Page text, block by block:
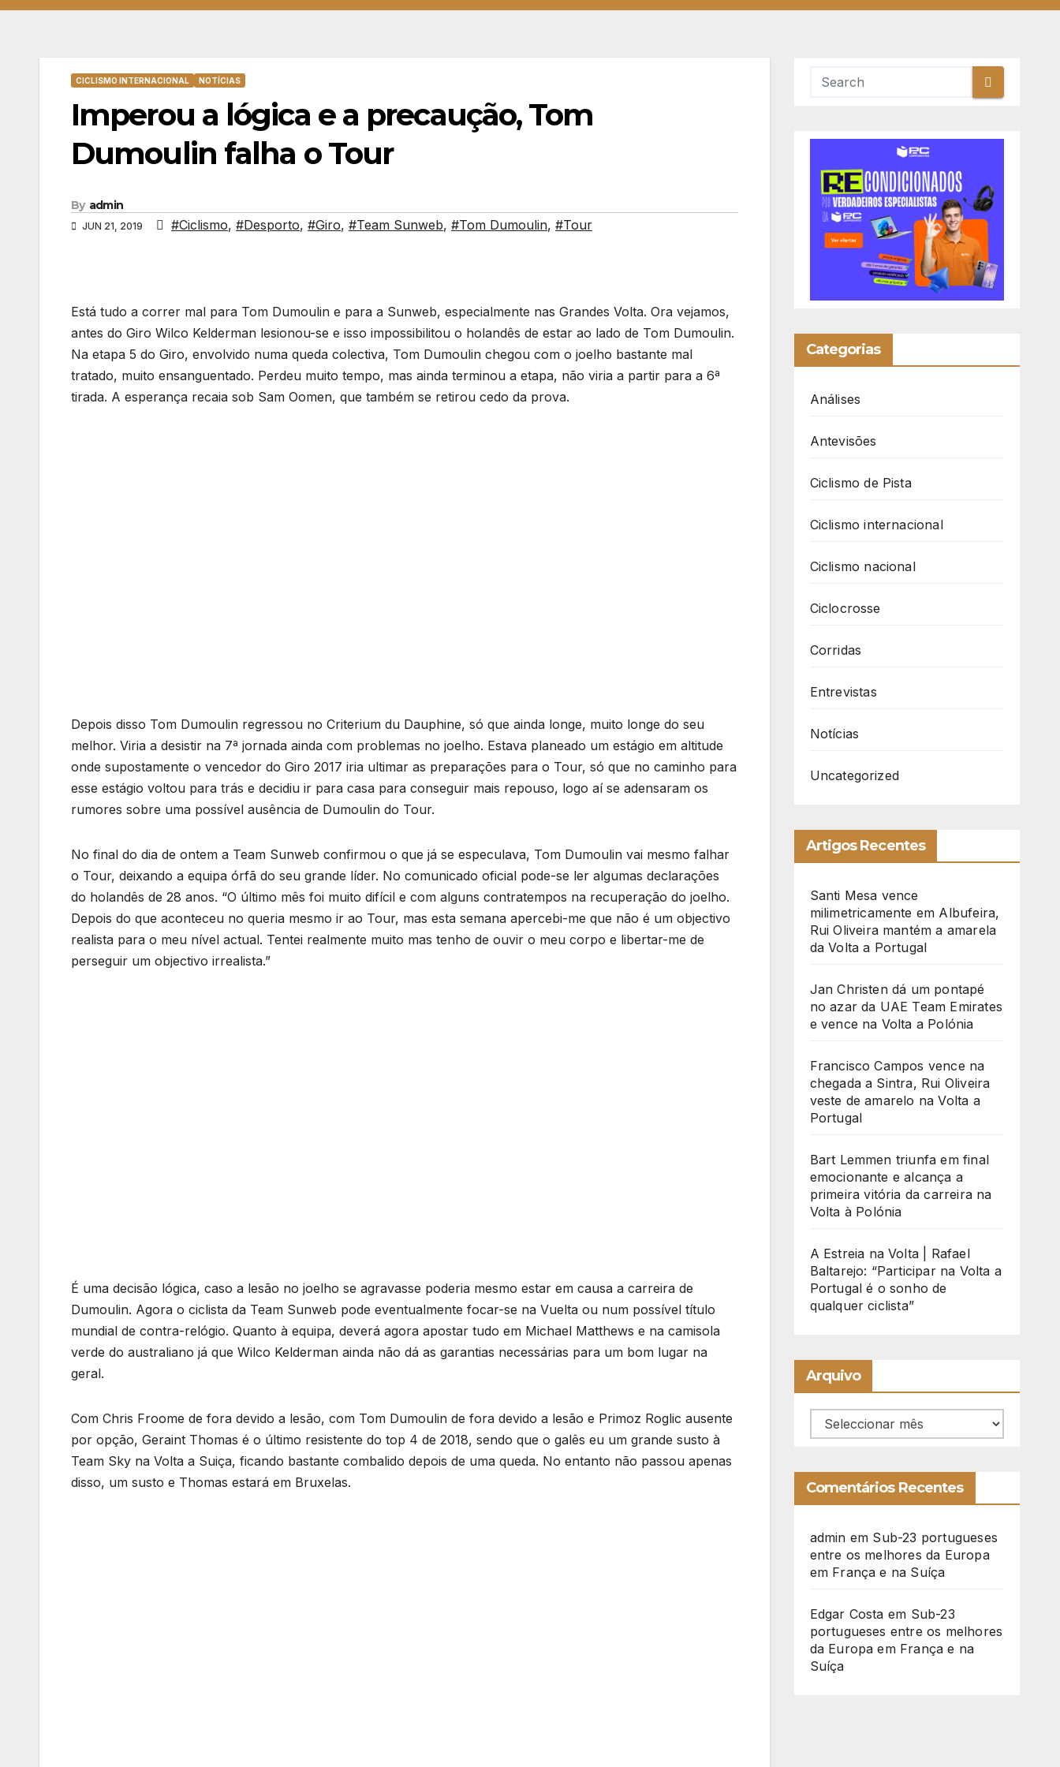
CICLISMO INTERNACIONAL NOTÍCIAS
Imperou a lógica e a precaução, Tom
Dumoulin falha o Tour
By admin
JUN 21, 2019 #Ciclismo, #Desporto, #Giro, #Team Sunweb, #Tom Dumoulin, #Tour
Está tudo a correr mal para Tom Dumoulin e para a Sunweb, especialmente nas Grandes Volta. Ora vejamos,
antes do Giro Wilco Kelderman lesionou-se e isso impossibilitou o holandês de estar ao lado de Tom Dumoulin.
Na etapa 5 do Giro, envolvido numa queda colectiva, Tom Dumoulin chegou com o joelho bastante mal
tratado, muito ensanguentado. Perdeu muito tempo, mas ainda terminou a etapa, não viria a partir para a 6ª
tirada. A esperança recaia sob Sam Oomen, que também se retirou cedo da prova.
Depois disso Tom Dumoulin regressou no Criterium du Dauphine, só que ainda longe, muito longe do seu
melhor. Viria a desistir na 7ª jornada ainda com problemas no joelho. Estava planeado um estágio em altitude
onde supostamente o vencedor do Giro 2017 iria ultimar as preparações para o Tour, só que no caminho para
esse estágio voltou para trás e decidiu ir para casa para conseguir mais repouso, logo aí se adensaram os
rumores sobre uma possível ausência de Dumoulin do Tour.
No final do dia de ontem a Team Sunweb confirmou o que já se especulava, Tom Dumoulin vai mesmo falhar
o Tour, deixando a equipa órfã do seu grande líder. No comunicado oficial pode-se ler algumas declarações
do holandês de 28 anos. “O último mês foi muito difícil e com alguns contratempos na recuperação do joelho.
Depois do que aconteceu no queria mesmo ir ao Tour, mas esta semana apercebi-me que não é um objectivo
realista para o meu nível actual. Tentei realmente muito mas tenho de ouvir o meu corpo e libertar-me de
perseguir um objectivo irrealista.”
É uma decisão lógica, caso a lesão no joelho se agravasse poderia mesmo estar em causa a carreira de
Dumoulin. Agora o ciclista da Team Sunweb pode eventualmente focar-se na Vuelta ou num possível título
mundial de contra-relógio. Quanto à equipa, deverá agora apostar tudo em Michael Matthews e na camisola
verde do australiano já que Wilco Kelderman ainda não dá as garantias necessárias para um bom lugar na
geral.
Com Chris Froome de fora devido a lesão, com Tom Dumoulin de fora devido a lesão e Primoz Roglic ausente
por opção, Geraint Thomas é o último resistente do top 4 de 2018, sendo que o galês eu um grande susto à
Team Sky na Volta a Suiça, ficando bastante combalido depois de uma queda. No entanto não passou apenas
disso, um susto e Thomas estará em Bruxelas.
Categorias
Análises
Antevisões
Ciclismo de Pista
Ciclismo internacional
Ciclismo nacional
Ciclocrosse
Corridas
Entrevistas
Notícias
Uncategorized
Artigos Recentes
Santi Mesa vence
milimetricamente em Albufeira,
Rui Oliveira mantém a amarela
da Volta a Portugal
Jan Christen dá um pontapé
no azar da UAE Team Emirates
e vence na Volta a Polónia
Francisco Campos vence na
chegada a Sintra, Rui Oliveira
veste de amarelo na Volta a
Portugal
Bart Lemmen triunfa em final
emocionante e alcança a
primeira vitória da carreira na
Volta à Polónia
A Estreia na Volta | Rafael
Baltarejo: “Participar na Volta a
Portugal é o sonho de
qualquer ciclista”
Arquivo
Arquivo
Comentários Recentes
admin em Sub-23 portugueses
entre os melhores da Europa
em França e na Suíça
Edgar Costa em Sub-23
portugueses entre os melhores
da Europa em França e na
Suíça